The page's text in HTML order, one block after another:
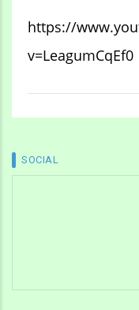
https://
v=LeagumCqEf0
SOCIAL